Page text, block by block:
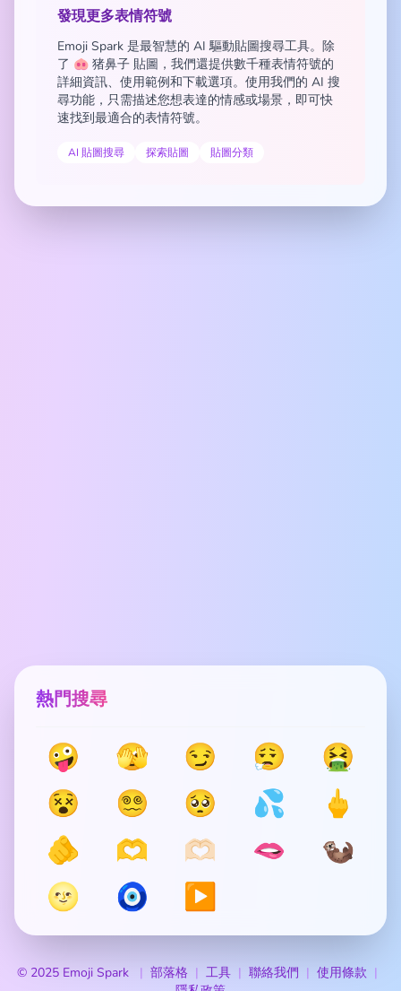
發現更多表情符號
Emoji Spark 是最智慧的 AI 驅動貼圖搜尋工具。除
了 🐽 猪鼻子 貼圖，我們還提供數千種表情符號的
詳細資訊、使用範例和下載選項。使用我們的 AI 搜
尋功能，只需描述您想表達的情感或場景，即可快
速找到最適合的表情符號。
AI 貼圖搜尋 探索貼圖 貼圖分類
熱門搜尋
🤪 🫣 😏 😮‍💨
🤮
😵
😵‍💫 🥺 💦
🖕
🫵
🫶 🫶🏻 🫦
🦦
🌝
🧿 ▶️
© 2025 Emoji Spark 部落格 工具 聯絡我們
使用條款